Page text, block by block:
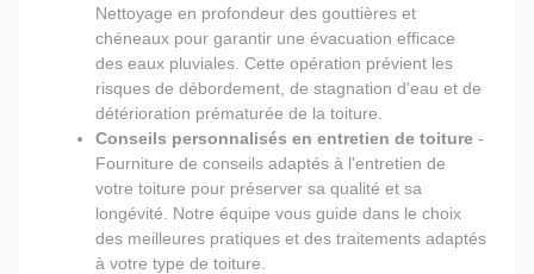
Nettoyage en profondeur des gouttières et
chéneaux pour garantir une évacuation efficace
des eaux pluviales. Cette opération prévient les
risques de débordement, de stagnation d'eau et de
détérioration prématurée de la toiture.
Conseils personnalisés en entretien de toiture -
Fourniture de conseils adaptés à l'entretien de
votre toiture pour préserver sa qualité et sa
longévité. Notre équipe vous guide dans le choix
des meilleures pratiques et des traitements adaptés
à votre type de toiture.